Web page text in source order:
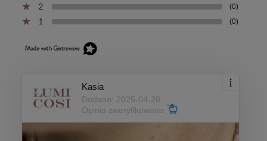
2 (0)
1 (0)
Kasia
Dodano: 2025-04-28
Opinia zweryfikowana